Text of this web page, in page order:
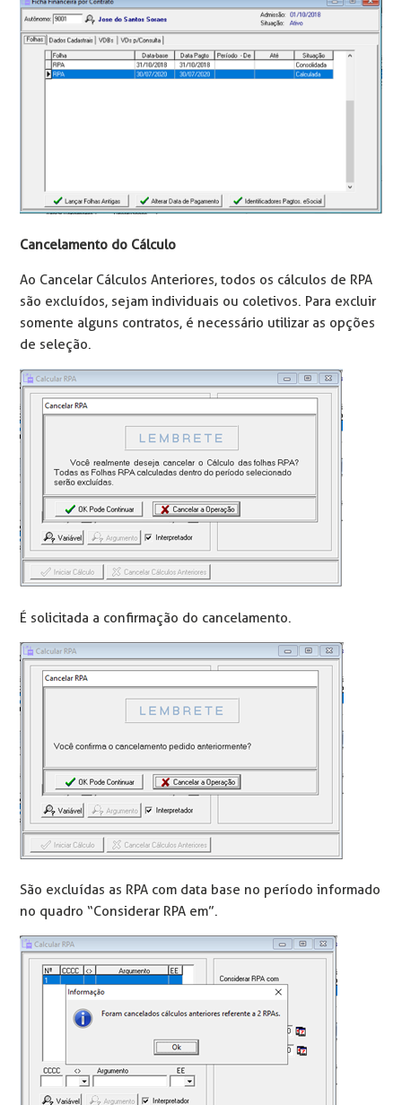
Cancelamento do Cálculo
Ao Cancelar Cálculos Anteriores, todos os cálculos de RPA
são excluídos, sejam individuais ou coletivos. Para excluir
somente alguns contratos, é necessário utilizar as opções
de seleção.
É solicitada a confirmação do cancelamento.
São excluídas as RPA com data base no período informado
no quadro “Considerar RPA em”.